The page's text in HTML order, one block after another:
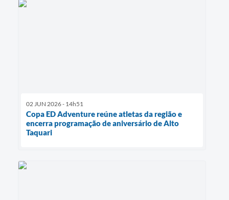
02 JUN 2026 - 14h51
Copa ED Adventure reúne atletas da região e
encerra programação de aniversário de Alto
Taquari